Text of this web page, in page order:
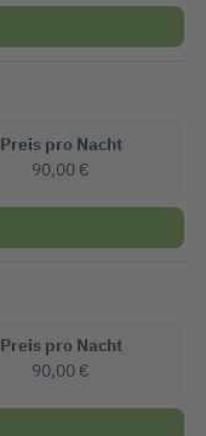
Preis pro Nacht
90,00 €
Preis pro Nacht
90,00 €